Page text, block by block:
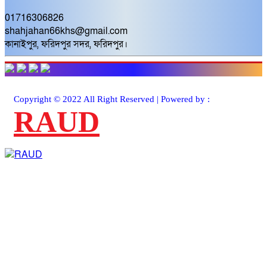
01716306826
shahjahan66khs@gmail.com
কানাইপুর, ফরিদপুর সদর, ফরিদপুর।
Copyright © 2022 All Right Reserved | Powered by :
RAUD